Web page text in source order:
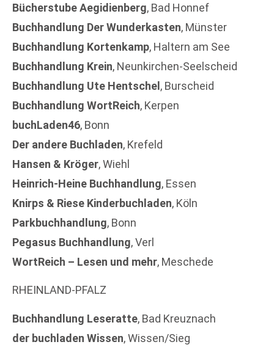
Bücherstube Aegidienberg, Bad Honnef
Buchhandlung Der Wunderkasten, Münster
Buchhandlung Kortenkamp, Haltern am See
Buchhandlung Krein, Neunkirchen-Seelscheid
Buchhandlung Ute Hentschel , Burscheid
Buchhandlung WortReich, Kerpen
buchLaden46, Bonn
Der andere Buchladen, Krefeld
Hansen & Kröger, Wiehl
Heinrich-Heine Buchhandlung, Essen
Knirps & Riese Kinderbuchladen, Köln
Parkbuchhandlung, Bonn
Pegasus Buchhandlung, Verl
WortReich – Lesen und mehr, Meschede
RHEINLAND-PFALZ
Buchhandlung Leseratte, Bad Kreuznach
der buchladen Wissen, Wissen/Sieg